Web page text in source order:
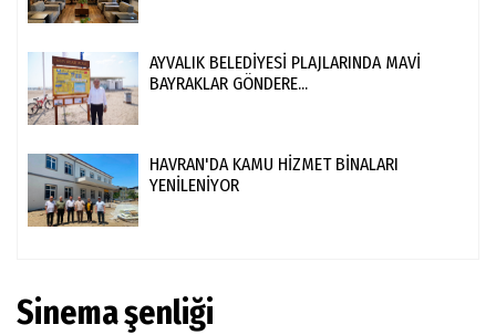
AYVALIK BELEDİYESİ PLAJLARINDA MAVİ
BAYRAKLAR GÖNDERE...
HAVRAN'DA KAMU HİZMET BİNALARI
YENİLENİYOR
Sinema şenliği